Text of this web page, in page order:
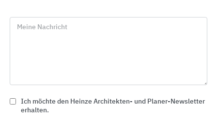
Profile für Wand, Boden, Treppe und Sanierung
Meine Nachricht
Ich möchte den Heinze Architekten- und Planer-Newsletter
erhalten.